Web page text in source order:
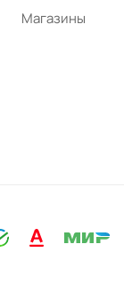
Магазины